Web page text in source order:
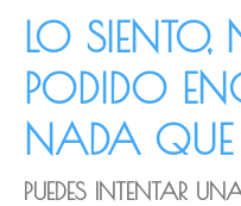
LO
PODIDO
NADA
PUEDES INTENTAR